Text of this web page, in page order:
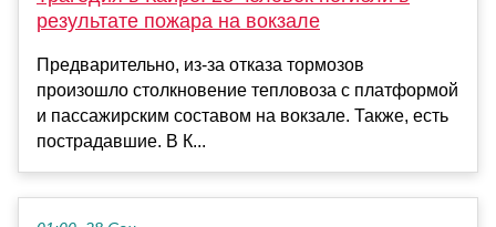
результате пожара на вокзале
Предварительно, из-за отказа тормозов
произошло столкновение тепловоза с платформой
и пассажирским составом на вокзале. Также, есть
пострадавшие. В К...